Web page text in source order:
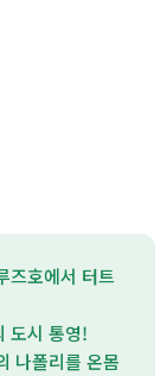
즈호에서 터트
도시 통영!
나폴리를 온몸